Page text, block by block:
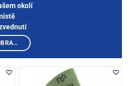
okolí
VYBRAT PRODEJNU A ZOBRAZIT PRODUKTY